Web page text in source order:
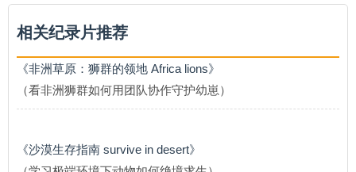
相关纪录片推荐
《非洲草原：狮群的领地 Africa lions》
（看非洲狮群如何用团队协作守护幼崽）
《沙漠生存指南 survive in desert》